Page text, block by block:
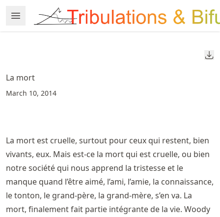
to
article
to
content
Open Menu
Made with MyST
La mort
March 10, 2014
La mort est cruelle, surtout pour ceux qui restent, bien
vivants, eux. Mais est-ce la mort qui est cruelle, ou bien
notre société qui nous apprend la tristesse et le
manque quand l’être aimé, l’ami, l’amie, la connaissance,
le tonton, le grand-père, la grand-mère, s’en va. La
mort, finalement fait partie intégrante de la vie. Woody